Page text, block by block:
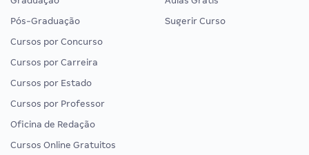
Pós-Graduação
Cursos por Concurso
Cursos por Carreira
Cursos por Estado
Cursos por Professor
Oficina de Redação
Cursos Online Gratuitos
Sugerir Curso